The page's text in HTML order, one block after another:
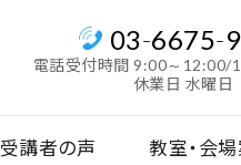
03-6675-
電話受付時間 9:00～12:00/
休業日 水曜日
受講者の声 教室・会